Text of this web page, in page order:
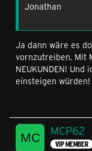
Jonathan
Ja dann wäre es
vornzutreiben. Mit
NEUKUNDEN!
einsteigen würden!
MCP62
VIP MEMBER